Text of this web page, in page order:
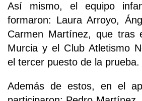
Así mismo, el equipo
formaron: Laura Arroyo,
Carmen Martínez, que tras
Murcia y el Club Atletismo
el tercer puesto de la prueba.
Además de estos, en el